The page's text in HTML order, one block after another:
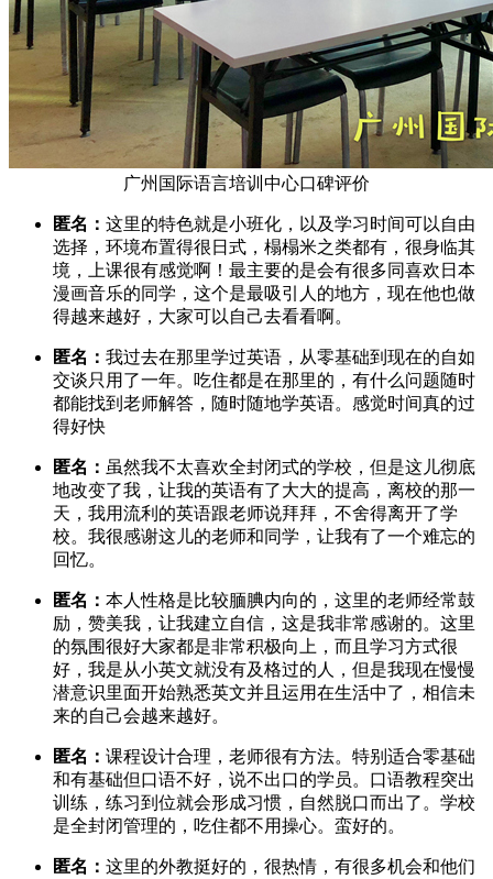
广州国际语言培训中心口碑评价
匿名： 这里的特色就是小班化，以及学习时间可以自由
选择，环境布置得很日式，榻榻米之类都有，很身临其
境，上课很有感觉啊！最主要的是会有很多同喜欢日本
漫画音乐的同学，这个是最吸引人的地方，现在他也做
得越来越好，大家可以自己去看看啊。
匿名： 我过去在那里学过英语，从零基础到现在的自如
交谈只用了一年。吃住都是在那里的，有什么问题随时
都能找到老师解答，随时随地学英语。感觉时间真的过
得好快
匿名： 虽然我不太喜欢全封闭式的学校，但是这儿彻底
地改变了我，让我的英语有了大大的提高，离校的那一
天，我用流利的英语跟老师说拜拜，不舍得离开了学
校。我很感谢这儿的老师和同学，让我有了一个难忘的
回忆。
匿名： 本人性格是比较腼腆内向的，这里的老师经常鼓
励，赞美我，让我建立自信，这是我非常感谢的。这里
的氛围很好大家都是非常积极向上，而且学习方式很
好，我是从小英文就没有及格过的人，但是我现在慢慢
潜意识里面开始熟悉英文并且运用在生活中了，相信未
来的自己会越来越好。
匿名： 课程设计合理，老师很有方法。特别适合零基础
和有基础但口语不好，说不出口的学员。口语教程突出
训练，练习到位就会形成习惯，自然脱口而出了。学校
是全封闭管理的，吃住都不用操心。蛮好的。
匿名： 这里的外教挺好的，很热情，有很多机会和他们